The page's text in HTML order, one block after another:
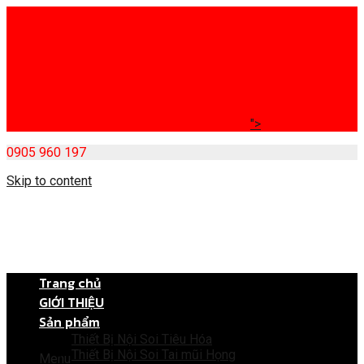
">
0905 960 197
Skip to content
Menu
Trang chủ
GIỚI THIỆU
Sản phẩm
Thiết Bị Nội Soi Tiêu Hóa
Thiết Bị Nội Soi Tai mũi Họng